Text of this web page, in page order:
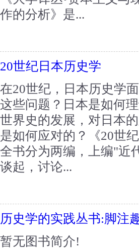
作的分析》是...
20世纪日本历史学
在20世纪，日本历史学
这些问题？日本是如何
世界史的发展，对日本
是如何应对的？《20世
全书分为两编，上编"近
谈起，讨论...
历史学的实践丛书:脚注
暂无图书简介!